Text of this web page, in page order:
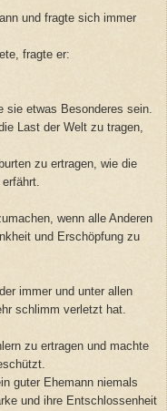
und fragte sich immer
fragte er:
sie etwas Besonderes sein.
Last der Welt zu tragen,
zu ertragen, wie die
wenn alle Anderen
und Erschöpfung zu
immer und unter allen
schlimm verletzt hat.
zu ertragen und machte
guter Ehemann niemals
und ihre Entschlossenheit